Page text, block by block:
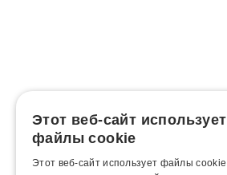
Этот веб-сайт использует
файлы cookie
Этот веб-сайт использует файлы cookie